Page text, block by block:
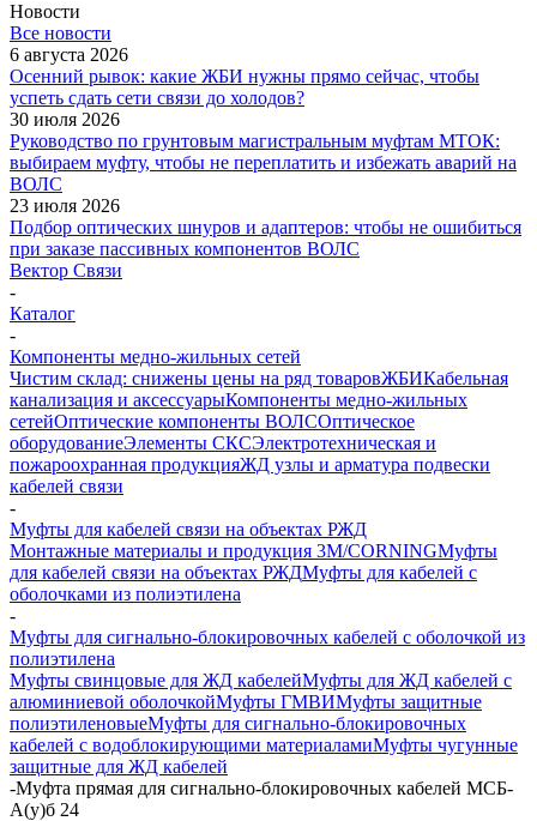
Новости
Все новости
6 августа 2026
Осенний рывок: какие ЖБИ нужны прямо сейчас, чтобы
успеть сдать сети связи до холодов?
30 июля 2026
Руководство по грунтовым магистральным муфтам МТОК:
выбираем муфту, чтобы не переплатить и избежать аварий на
ВОЛС
23 июля 2026
Подбор оптических шнуров и адаптеров: чтобы не ошибиться
при заказе пассивных компонентов ВОЛС
Вектор Связи
-
Каталог
-
Компоненты медно-жильных сетей
Чистим склад: снижены цены на ряд товаровЖБИКабельная
канализация и аксессуарыКомпоненты медно-жильных
сетейОптические компоненты ВОЛСОптическое
оборудованиеЭлементы СКСЭлектротехническая и
пожароохранная продукцияЖД узлы и арматура подвески
кабелей связи
-
Муфты для кабелей связи на объектах РЖД
Монтажные материалы и продукция 3M/CORNINGМуфты
для кабелей связи на объектах РЖДМуфты для кабелей с
оболочками из полиэтилена
-
Муфты для сигнально-блокировочных кабелей с оболочкой из
полиэтилена
Муфты свинцовые для ЖД кабелейМуфты для ЖД кабелей с
алюминиевой оболочкойМуфты ГМВИМуфты защитные
полиэтиленовыеМуфты для сигнально-блокировочных
кабелей с водоблокирующими материаламиМуфты чугунные
защитные для ЖД кабелей
-Муфта прямая для сигнально-блокировочных кабелей МСБ-
А(у)б 24